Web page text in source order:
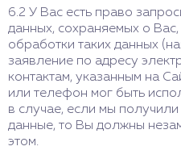
6.2 У Вас есть право
данных, сохраняемых о
обработки таких данных
заявление по адресу
контактам, указанным на
или телефон мог быть
в случае, если мы
данные, то Вы должны
этом.